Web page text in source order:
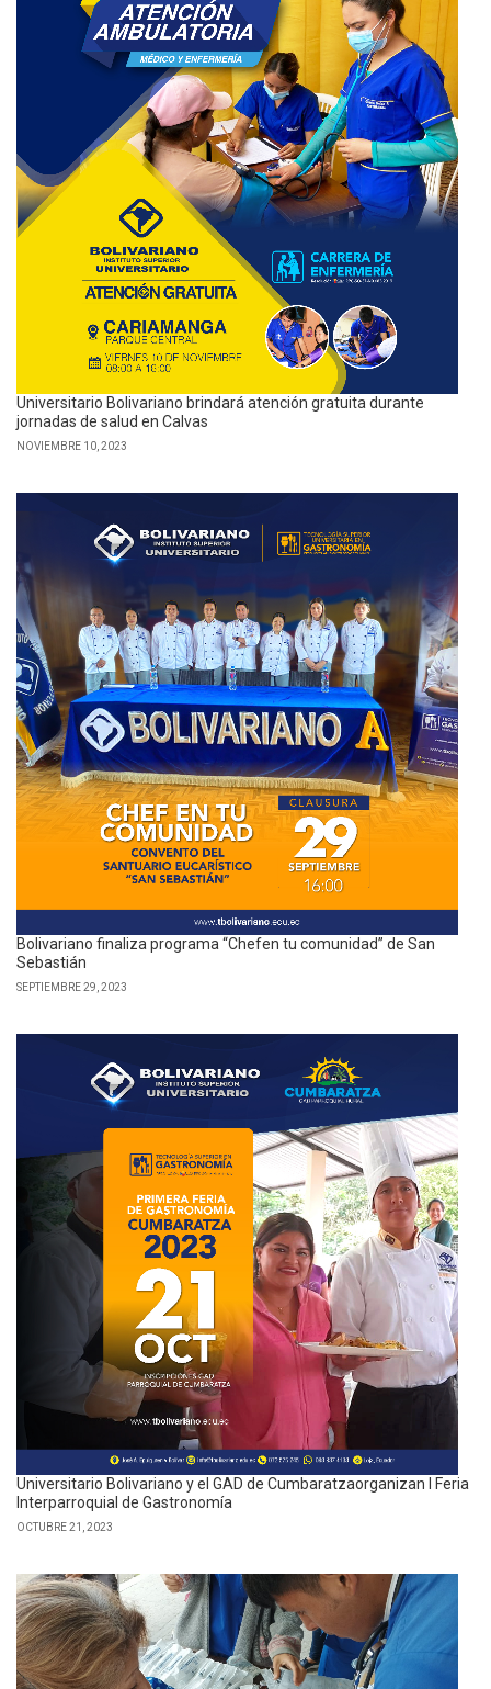
Universitario Bolivariano brindará atención gratuita durante
jornadas de salud en Calvas
NOVIEMBRE 10, 2023
Bolivariano finaliza programa “Chefen tu comunidad” de San
Sebastián
SEPTIEMBRE 29, 2023
Universitario Bolivariano y el GAD de Cumbaratzaorganizan I Feria
Interparroquial de Gastronomía
OCTUBRE 21, 2023